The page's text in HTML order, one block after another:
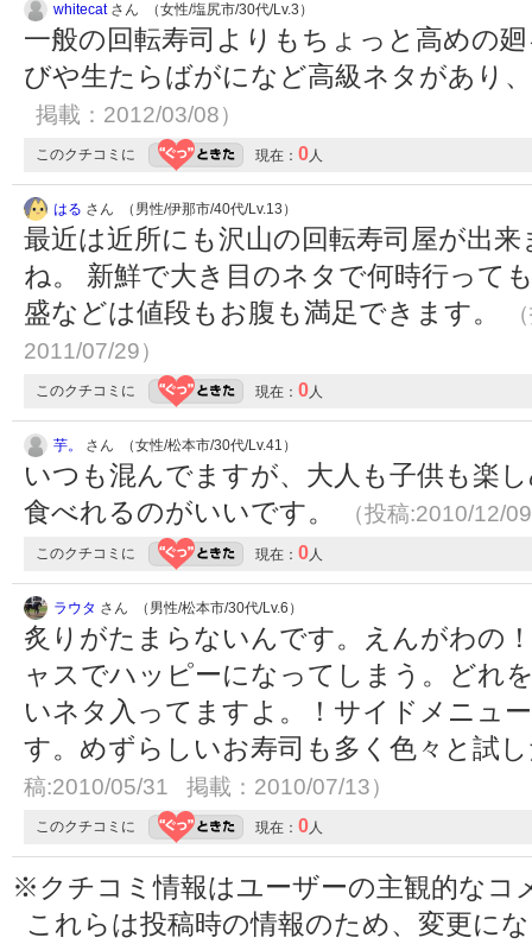
whitecatさん （女性/塩尻市/30代/Lv.3）
一般の回転寿司よりもちょっと高めの
びや生たらばがになど高級ネタがあり
掲載：2012/03/08）
このクチコミに 現在： 0人
はる さん （男性/伊那市/40代/Lv.13）
最近は近所にも沢山の回転寿司屋が出
ね。 新鮮で大き目のネタで何時行って
盛などは値段もお腹も満足できます。
2011/07/29）
このクチコミに 現在： 0人
芋。 さん （女性/松本市/30代/Lv.41）
いつも混んでますが、大人も子供も楽
食べれるのがいいです。
（投稿:2010/12/
このクチコミに 現在： 0人
ラウタ さん （男性/松本市/30代/Lv.6）
炙りがたまらないんです。えんがわの
ャスでハッピーになってしまう。どれ
いネタ入ってますよ。！サイドメニュ
す。めずらしいお寿司も多く色々と試
稿:2010/05/31 掲載：2010/07/13）
このクチコミに 現在： 0人
※クチコミ情報はユーザーの主観的なコ
これらは投稿時の情報のため、変更に